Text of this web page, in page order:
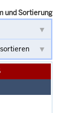
und Sortierung